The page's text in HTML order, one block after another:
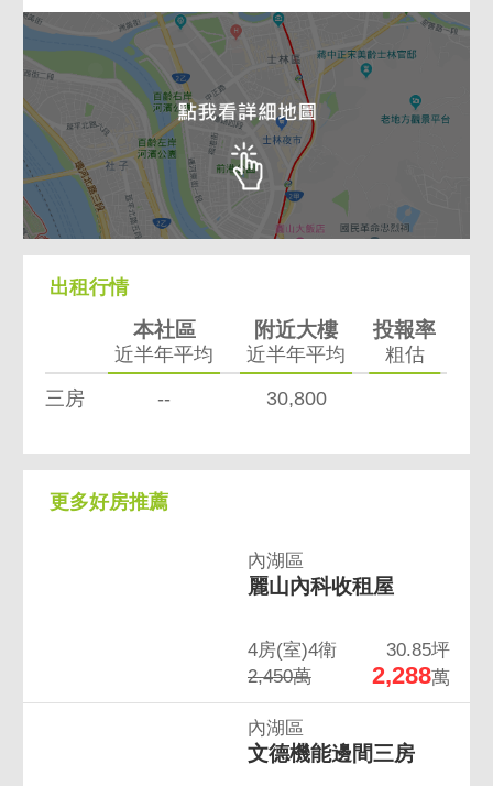
出租行情
本社區
近半年平均
附近大樓
近半年平均
投報率
粗估
三房 -- 30,800
更多好房推薦
內湖區
麗山內科收租屋
4房(室)4衛
30.85坪
2,450萬
2,288萬
內湖區
文德機能邊間三房